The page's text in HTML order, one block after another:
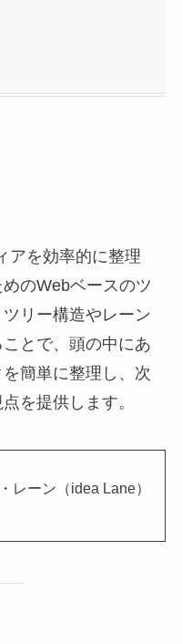
アを効率的に整理
のWebベースのツ
リー構造やレーン
とで、頭の中にあ
簡単に整理し、次
を提供します。
レーン（idea Lane）